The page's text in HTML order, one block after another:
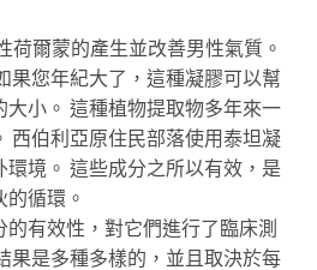
荷爾蒙的產生並改善男性氣質。
果您年紀大了，這種凝膠可以幫
小。 這種植物提取物多年來一
西伯利亞原住民部落使用泰坦凝
境。 這些成分之所以有效，是
循環。
有效性，對它們進行了臨床測
果是多種多樣的，並且取決於每